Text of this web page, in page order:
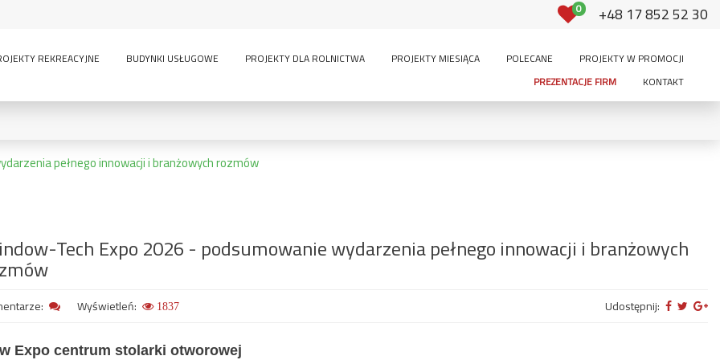
0 +48 17 852 52 30
REKREACYJNE BUDYNKI USŁUGOWE PROJEKTY DLA ROLNICTWA PROJEKTY MIESIĄCA POLECANE
PROJEKTY W PROMOCJI
PREZENTACJE FIRM
KONTAKT
inwentarskie parterowy piętrowy brak użytkowe
pełnego innowacji i branżowych rozmów
Tech Expo 2026 - podsumowanie wydarzenia pełnego innowacji i branżowych
Wyświetleń: 1837 Udostępnij:
Expo centrum stolarki otworowej